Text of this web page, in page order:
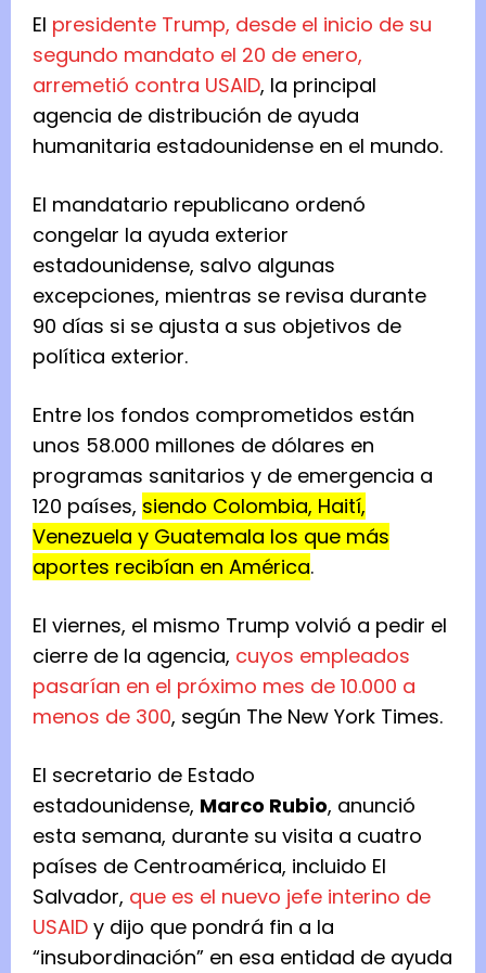
El presidente Trump, desde el inicio de su
segundo mandato el 20 de enero,
arremetió contra USAID, la principal
agencia de distribución de ayuda
humanitaria estadounidense en el mundo.
El mandatario republicano ordenó
congelar la ayuda exterior
estadounidense, salvo algunas
excepciones, mientras se revisa durante
90 días si se ajusta a sus objetivos de
política exterior.
Entre los fondos comprometidos están
unos 58.000 millones de dólares en
programas sanitarios y de emergencia a
120 países, siendo Colombia, Haití,
Venezuela y Guatemala los que más
aportes recibían en América.
El viernes, el mismo Trump volvió a pedir el
cierre de la agencia, cuyos empleados
pasarían en el próximo mes de 10.000 a
menos de 300, según The New York Times.
El secretario de Estado
estadounidense, Marco Rubio, anunció
esta semana, durante su visita a cuatro
países de Centroamérica, incluido El
Salvador, que es el nuevo jefe interino de
USAID y dijo que pondrá fin a la
“insubordinación” en esa entidad de ayuda